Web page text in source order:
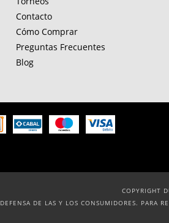
Contacto
Cómo Comprar
Preguntas Frecuentes
Blog
COPYRIGHT
DEFENSA DE LAS Y LOS CONSUMIDORES. PARA